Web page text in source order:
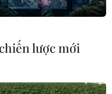
lược mới